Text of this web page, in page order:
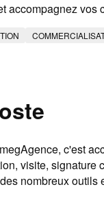
accompagnez vos
c'est
visite, signature
nombreux outils